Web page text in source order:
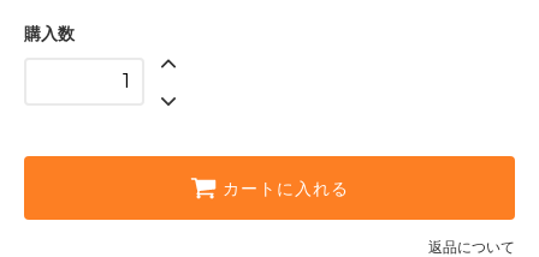
購入数
カートに入れる
返品について